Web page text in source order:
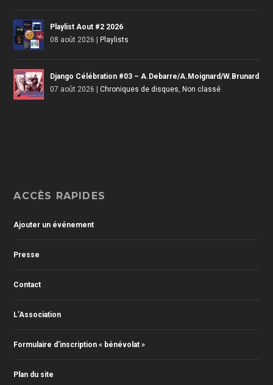
Playlist Aout #2 2026
08 août 2026 |Playlists
Django Célébration #03 – A.Debarre/A.Moignard/W.Brunard
07 août 2026 |Chroniques de disques,Non classé
ACCÈS RAPIDES
Ajouter un événement
Presse
Contact
L’Association
Formulaire d’inscription « bénévolat »
Plan du site